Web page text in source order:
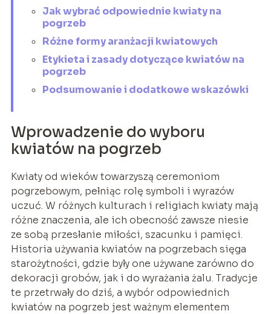
Jak wybrać odpowiednie kwiaty na
pogrzeb
Różne formy aranżacji kwiatowych
Etykieta i zasady dotyczące kwiatów na
pogrzeb
Podsumowanie i dodatkowe wskazówki
Wprowadzenie do wyboru
kwiatów na pogrzeb
Kwiaty od wieków towarzyszą ceremoniom
pogrzebowym, pełniąc rolę symboli i wyrazów
uczuć. W różnych kulturach i religiach kwiaty mają
różne znaczenia, ale ich obecność zawsze niesie
ze sobą przesłanie miłości, szacunku i pamięci.
Historia używania kwiatów na pogrzebach sięga
starożytności, gdzie były one używane zarówno do
dekoracji grobów, jak i do wyrażania żalu. Tradycje
te przetrwały do dziś, a wybór odpowiednich
kwiatów na pogrzeb jest ważnym elementem